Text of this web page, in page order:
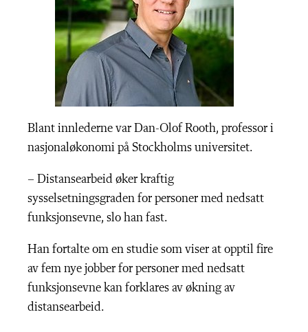
Blant innlederne var Dan-Olof Rooth, professor i
nasjonaløkonomi på Stockholms universitet.
– Distansearbeid øker kraftig
sysselsetningsgraden for personer med nedsatt
funksjonsevne, slo han fast.
Han fortalte om en studie som viser at opptil fire
av fem nye jobber for personer med nedsatt
funksjonsevne kan forklares av økning av
distansearbeid.